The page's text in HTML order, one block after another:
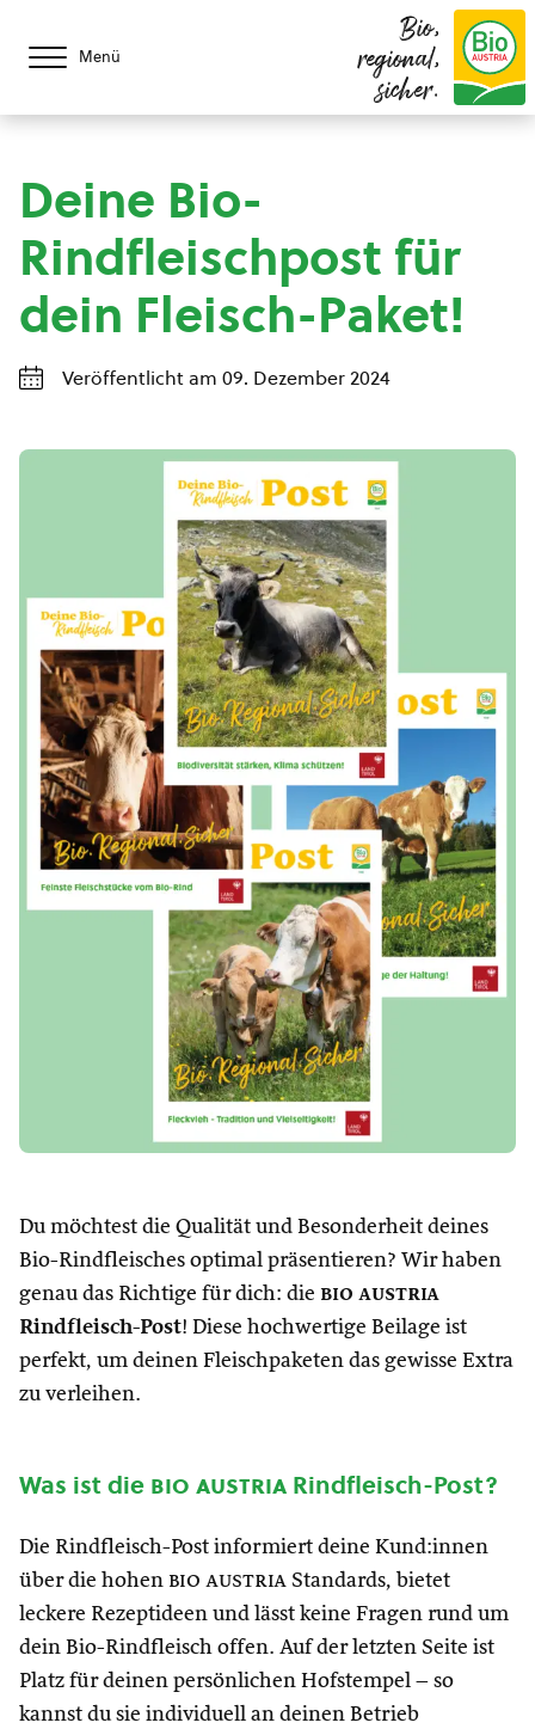
Menü
Bio,
regional,
sicher.
Deine Bio-
Rindfleischpost für
dein Fleisch-Paket!
Veröffentlicht am 09. Dezember 2024
Du möchtest die Qualität und Besonderheit deines
Bio-Rindfleisches optimal präsentieren? Wir haben
genau das Richtige für dich: die bio austria
Rindfleisch-Post! Diese hochwertige Beilage ist
perfekt, um deinen Fleischpaketen das gewisse Extra
zu verleihen.
Was ist die bio austria Rindfleisch-Post?
Die Rindfleisch-Post informiert deine Kund:innen
über die hohen bio austria Standards, bietet
leckere Rezeptideen und lässt keine Fragen rund um
dein Bio-Rindfleisch offen. Auf der letzten Seite ist
Platz für deinen persönlichen Hofstempel – so
kannst du sie individuell an deinen Betrieb